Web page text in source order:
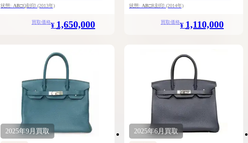
金具
状態: AB□Q刻印 (2013年)
買取価格¥ 1,650,000
具
状態: AB□R刻印 (2014年)
買取価格¥ 1,110,000
2025年9月買取 2025年6月買取